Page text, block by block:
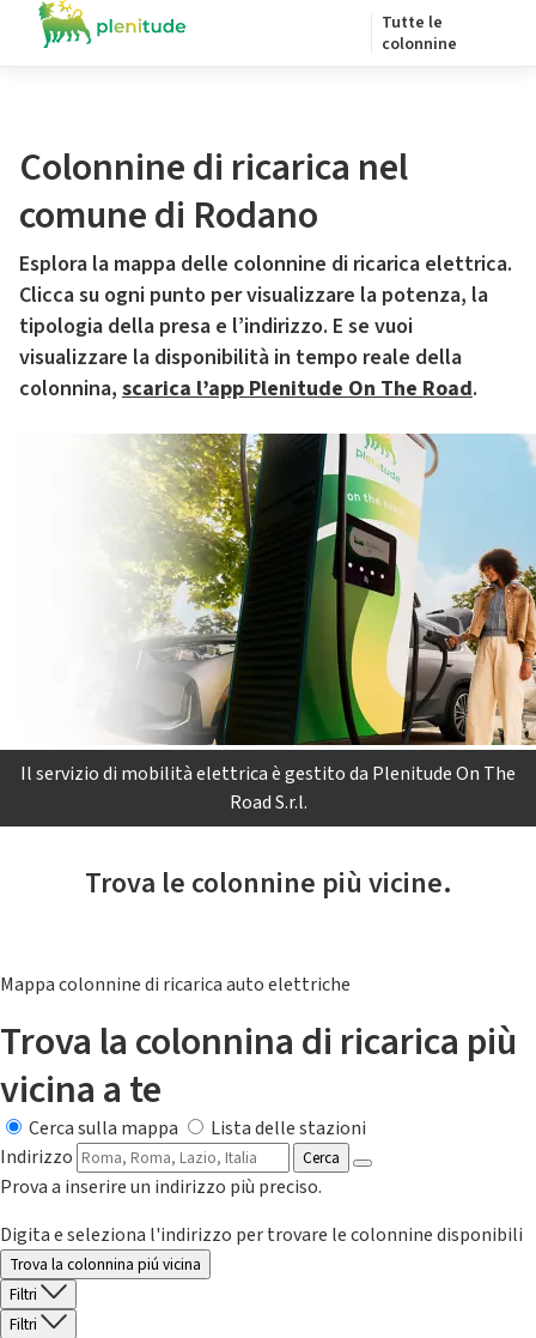
Tutte le
colonnine
Colonnine di ricarica nel
comune di Rodano
Esplora la mappa delle colonnine di ricarica elettrica.
Clicca su ogni punto per visualizzare la potenza, la
tipologia della presa e l’indirizzo. E se vuoi
visualizzare la disponibilità in tempo reale della
colonnina, scarica l’app Plenitude On The Road.
Il servizio di mobilità elettrica è gestito da Plenitude On The
Road S.r.l.
Trova le colonnine più vicine.
Mappa colonnine di ricarica auto elettriche
Trova la colonnina di ricarica più
vicina a te
Cerca sulla mappa
Lista delle stazioni
Indirizzo
Cerca
Prova a inserire un indirizzo più preciso.
Digita e seleziona l'indirizzo per trovare le colonnine disponibili
Trova la colonnina piú vicina
Filtri
Filtri